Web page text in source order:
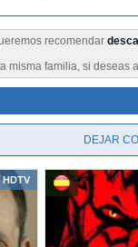
recomendar
misma familia, si
DEJAR
HDTV